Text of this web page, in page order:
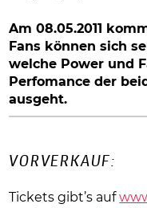
Am 08.05.2011
Fans können sich
welche Power und
Perfomance der
ausgeht.
VORVERKAUF:
Tickets gibt’s auf